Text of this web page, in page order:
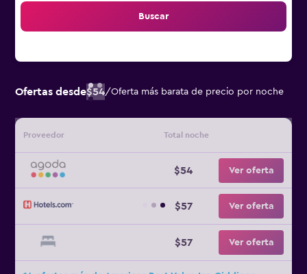
Buscar
Ofertas desde$54/Oferta más barata de precio por noche
Proveedor Total noche
$54 Ver oferta
$57 Ver oferta
$57 Ver oferta